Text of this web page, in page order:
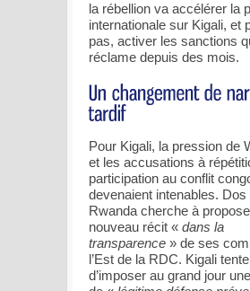
la rébellion va accélérer la
internationale sur Kigali, et
pas, activer les sanctions
réclame depuis des mois.
Pour Kigali, la pression de
et les accusations à
participation au conflit
devenaient intenables. Dos
Rwanda cherche à
nouveau récit « dans la
transparence » de ses
l’Est de la RDC. Kigali
d’imposer au grand jour